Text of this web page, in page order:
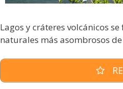
Lagos y cráteres volcánicos
naturales más asombrosos